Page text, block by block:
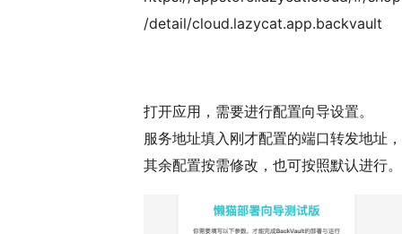
/detail/cloud.lazycat.app.backvault
打开应用，需要进行配置向导设置。
服务地址填入刚才配置的端口转发地址，
其余配置按需修改，也可按照默认进行。